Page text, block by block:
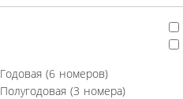
Годовая (6 номеров)
Полугодовая (3 номера)